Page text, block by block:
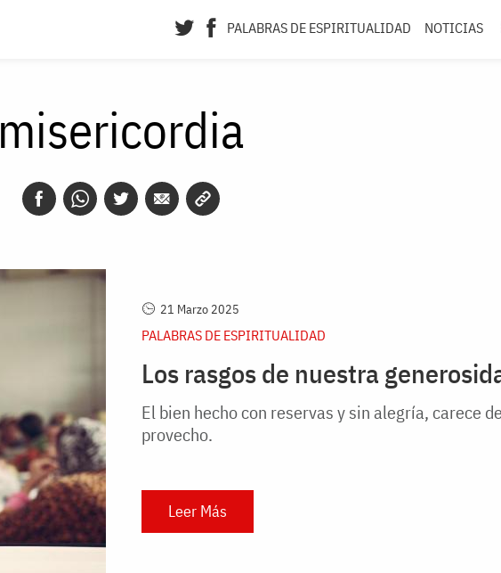
PALABRAS DE ESPIRITUALIDAD NOTICIAS
misericordia
21 Marzo 2025
PALABRAS DE ESPIRITUALIDAD
Los rasgos de nuestra
El bien hecho con reservas y sin alegría, carece
provecho.
Leer Más